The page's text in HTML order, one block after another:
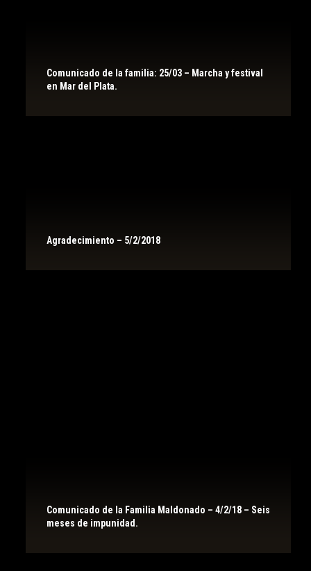
Comunicado de la familia: 25/03 – Marcha y festival
en Mar del Plata.
Agradecimiento – 5/2/2018
Comunicado de la Familia Maldonado – 4/2/18 – Seis
meses de impunidad.